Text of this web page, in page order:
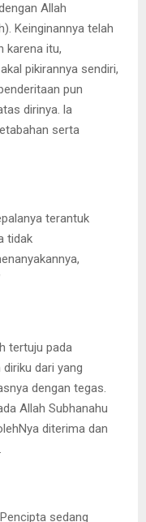
Allah
Keinginannya telah
karena itu,
pikirannya sendiri,
pun
dirinya. la
serta
terantuk
tidak
tertuju pada
dari yang
dengan tegas.
Allah Subhanahu
diterima dan
sedang